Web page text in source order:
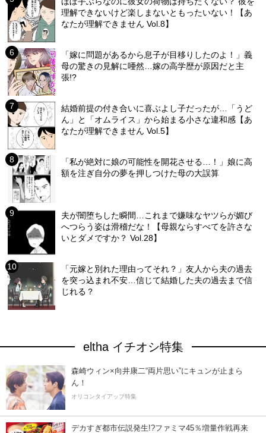
理解できないけど楽しまないともったいない！【あ
なたが理解できません Vol.8】
「嫁に問題があるから息子が目移りしたのよ！」義
母の驚きの見解に唖然…嫁の高学歴が原因だと主
張!?
結婚前提の付き合いに喜ぶよし子だったが…「うど
ん」と「オムライス」から始まる小さな違和感【あ
なたが理解できません Vol.5】
「私が絶対に娘の可能性を開花させる…！」娘に高
額を注ぎ自分の夢を押しつけた母の大誤算
夫が闇堕ちした瞬間…これまで嫌味なヤツらが媚び
へつらう姿は滑稽だな！【母親ならすべてを許さな
いとダメですか？ Vol.28】
「元嫁と別れた理由ってそれ？」友人から夫の過去
を突っ込まれ不安…信じて結婚した夫の過去まで信
じれる？
eltha イチオシ特集
森崎ウィン×向井康二“両片思い”にキュンが止まら
ん！
オリコンタイアップ特集
デカすぎ都市伝説発生!?ファミマ45％増量作戦再来